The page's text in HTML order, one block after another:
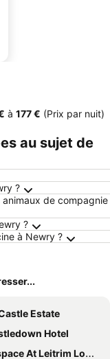
à ‎177 € (Prix par nuit)
au sujet de
?
de compagnie
?
à Newry ?
Estate
Hotel
At Leitrim Lodge